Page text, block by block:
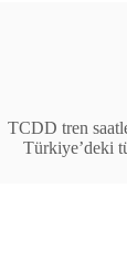
TCDD tren
Türkiye’deki